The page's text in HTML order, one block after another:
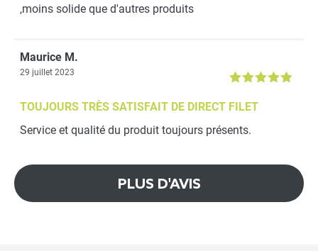
25mm - Nappe standard
Panier Souple 40L avec
anses
11,90 € - +
,moins solide que d'autres produits
Maurice M.
29 juillet 2023
TOUJOURS TRÈS SATISFAIT DE DIRECT FILET
Service et qualité du produit toujours présents.
PLUS D'AVIS